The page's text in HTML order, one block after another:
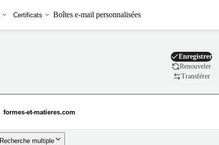
Certificats Boîtes e-mail personnalisées
Nom de
Enregistrer
Renouveler
Transférer
Recherche multiple